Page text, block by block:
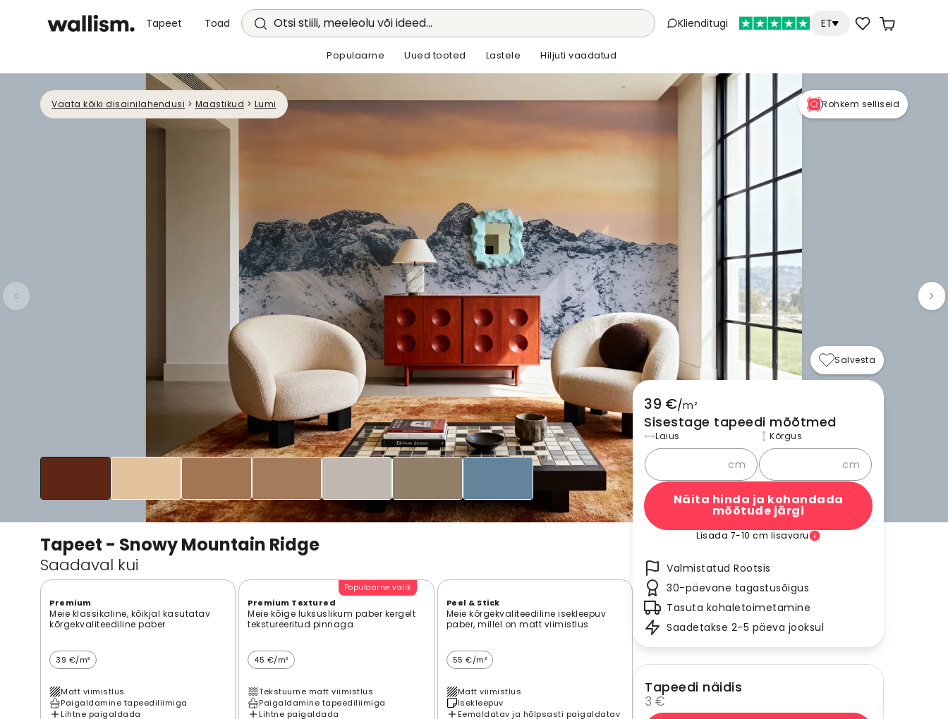
Tapeet Toad Otsi stiili, meeleolu või ideed... Klienditugi ET
Populaarne Uued tooted Lastele Hiljuti vaadatud
Vaata kõiki disainilahendusi > Maastikud > Lumi Rohkem selliseid
Tapeet - Snowy Mountain Ridge
Saadaval kui
Premium
Meie klassikaline, kõikjal kasutatav
kõrgekvaliteediline paber
39 €/m²
Matt viimistlus
Paigaldamine tapeediliimiga
Lihtne paigaldada
Populaarne valik
Premium Textured
Meie kõige luksuslikum paber kergelt
tekstureeritud pinnaga
45 €/m²
Tekstuurne matt viimistlus
Paigaldamine tapeediliimiga
Lihtne paigaldada
Peel & Stick
Meie kõrgekvaliteediline isekleepuv
paber, millel on matt viimistlus
55 €/m²
Matt viimistlus
Isekleepuv
Eemaldatav ja hõlpsasti paigaldatav
Salvesta
39 €/m²
Sisestage tapeedi mõõtmed
Laius
cm
Kõrgus
cm
Näita hinda ja kohandada
mõõtude järgi
Lisada 7-10 cm lisavaru
Valmistatud Rootsis
30-päevane tagastusõigus
Tasuta kohaletoimetamine
Saadetakse 2-5 päeva jooksul
Tapeedi näidis
3 €